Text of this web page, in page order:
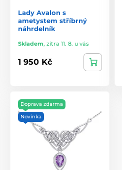
Lady Avalon s
ametystem stříbrný
náhrdelník
Skladem, zítra 11. 8. u vás
1 950 Kč
Doprava zdarma
Novinka